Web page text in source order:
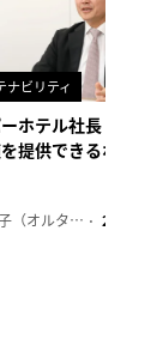
ナビリティ
ホテル社長「地域
提供できるホテル
吉田 広子（オルタナ輪番編集長） 2026年6